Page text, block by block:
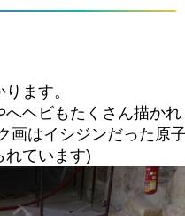
ます。
へヘビもたくさん描かれ
画はイシジンだった原
れています)